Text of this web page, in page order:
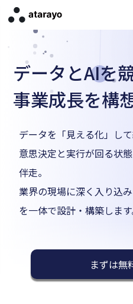
株式会社
データとAIを
事業成長を構
データを「見える化」し
意思決定と実行が回る状
伴走。
業界の現場に深く入り込
を一体で設計・構築します
まずは無